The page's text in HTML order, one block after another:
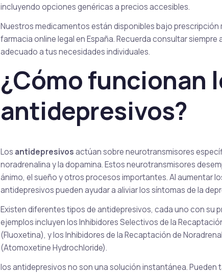
Apcalis SX Oral Jelly
Tadalafil
Priligy
Dapoxetina
Dapoxetine
Super P Force
Sildenafil & Dapoxetine
Red Viagra
Sildenafil
Sildenafil Sildenafil
Sildenafil Sildenafil
Tadalafil Tadalafil &
incluyendo opciones genéricas a precios accesibles.
Nuestros medicamentos están disponibles bajo
farmacia online legal en España. Recuerda consultar
adecuado a tus necesidades individuales.
¿Cómo funcionan
antidepresivos?
Los antidepresivosactúan sobre neurotransmisores
noradrenalina y la dopamina. Estos neurotransmisores
ánimo, el sueño y otros procesos importantes. Al aumentar
antidepresivos pueden ayudar a aliviar los síntomas de la
Existen diferentes tipos de antidepresivos, cada uno con su
ejemplos incluyen los Inhibidores Selectivos de la
(Fluoxetina), y los Inhibidores de la Recaptación de
(Atomoxetine Hydrochloride).
los antidepresivos no son una solución instantánea.